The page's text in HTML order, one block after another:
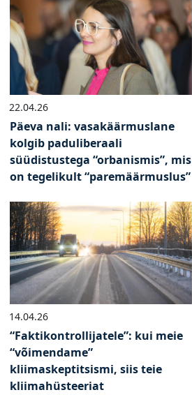
22.04.26
Päeva nali: vasakäärmuslane
kolgib paduliberaali
süüdistustega “orbanismis”, mis
on tegelikult “paremäärmuslus”
14.04.26
“Faktikontrollijatele”: kui meie
“võimendame”
kliimaskeptitsismi, siis teie
kliimahüsteeriat